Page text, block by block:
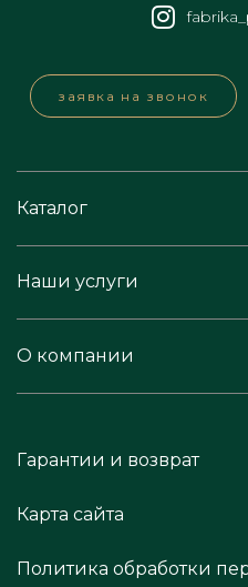
заявка на звонок
Каталог
Наши услуги
О компании
Гарантии и возврат
Карта сайта
Политика обработки